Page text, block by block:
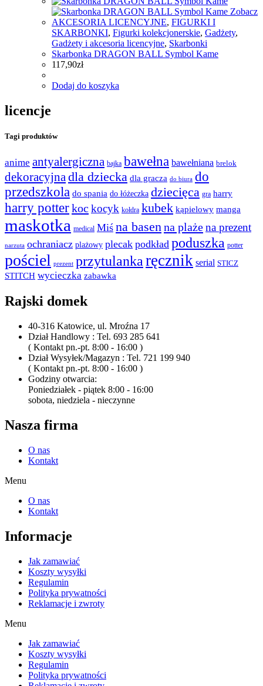
Zobacz
AKCESORIA LICENCYJNE, FIGURKI I
SKARBONKI, Figurki kolekcjonerskie, Gadżety,
Gadżety i akcesoria licencyjne, Skarbonki
Skarbonka DRAGON BALL Symbol Kame
117,90zł
Dodaj do koszyka
licencje
Tagi produktów
anime antyalergiczna bajka bawełna bawełniana brelok
dekoracyjna dla dziecka dla gracza do biura do
przedszkola do spania do łóżeczka dziecięca gra harry
harry potterkoc kocyk kołdra kubek kąpielowy manga
maskotka medical Miś na basenna plażena prezent
narzuta ochraniacz plażowy plecak podkład poduszka potter
pościel prezent przytulankaręcznik serial STICZ
STITCH wycieczka zabawka
Rajski domek
40-316 Katowice, ul. Mroźna 17
Dział Handlowy : Tel. 693 285 641
( Kontakt pn.-pt. 8:00 - 16:00 )
Dział Wysyłek/Magazyn : Tel. 721 199 940
( Kontakt pn.-pt. 8:00 - 16:00 )
Godziny otwarcia:
Poniedziałek - piątek 8:00 - 16:00
sobota, niedziela - nieczynne
Nasza firma
O nas
Kontakt
Menu
O nas
Kontakt
Informacje
Jak zamawiać
Koszty wysyłki
Regulamin
Polityka prywatności
Reklamacje i zwroty
Menu
Jak zamawiać
Koszty wysyłki
Regulamin
Polityka prywatności